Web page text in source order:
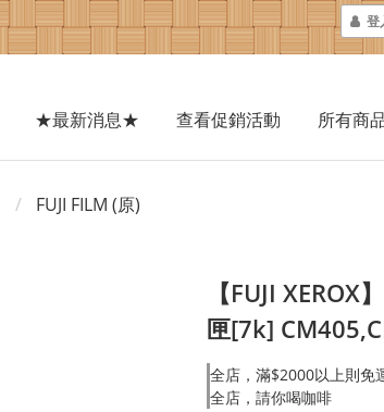
登
★最新消息★ 查看促銷活動 所有商
FUJI FILM (原)
【FUJI
匣[7k]
全店，滿$2000以上則免
全店，請你喝咖啡